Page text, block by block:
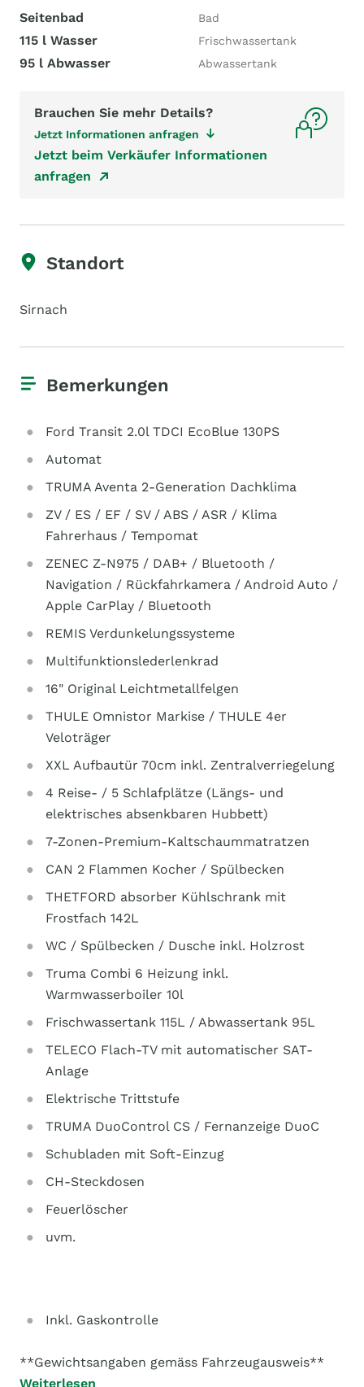
Seitenbad Bad
115 l Wasser Frischwassertank
95 l Abwasser Abwassertank
Brauchen Sie mehr Details?
Jetzt Informationen anfragen
Jetzt beim Verkäufer Informationen
anfragen
Standort
Sirnach
Bemerkungen
Ford Transit 2.0l TDCI EcoBlue 130PS
Automat
TRUMA Aventa 2-Generation Dachklima
ZV / ES / EF / SV / ABS / ASR / Klima
Fahrerhaus / Tempomat
ZENEC Z-N975 / DAB+ / Bluetooth /
Navigation / Rückfahrkamera / Android Auto /
Apple CarPlay / Bluetooth
REMIS Verdunkelungssysteme
Multifunktionslederlenkrad
16" Original Leichtmetallfelgen
THULE Omnistor Markise / THULE 4er
Veloträger
XXL Aufbautür 70cm inkl. Zentralverriegelung
4 Reise- / 5 Schlafplätze (Längs- und
elektrisches absenkbaren Hubbett)
7-Zonen-Premium-Kaltschaummatratzen
CAN 2 Flammen Kocher / Spülbecken
THETFORD absorber Kühlschrank mit
Frostfach 142L
WC / Spülbecken / Dusche inkl. Holzrost
Truma Combi 6 Heizung inkl.
Warmwasserboiler 10l
Frischwassertank 115L / Abwassertank 95L
TELECO Flach-TV mit automatischer SAT-
Anlage
Elektrische Trittstufe
TRUMA DuoControl CS / Fernanzeige DuoC
Schubladen mit Soft-Einzug
CH-Steckdosen
Feuerlöscher
uvm.
Inkl. Gaskontrolle
**Gewichtsangaben gemäss Fahrzeugausweis**
Weiterlesen